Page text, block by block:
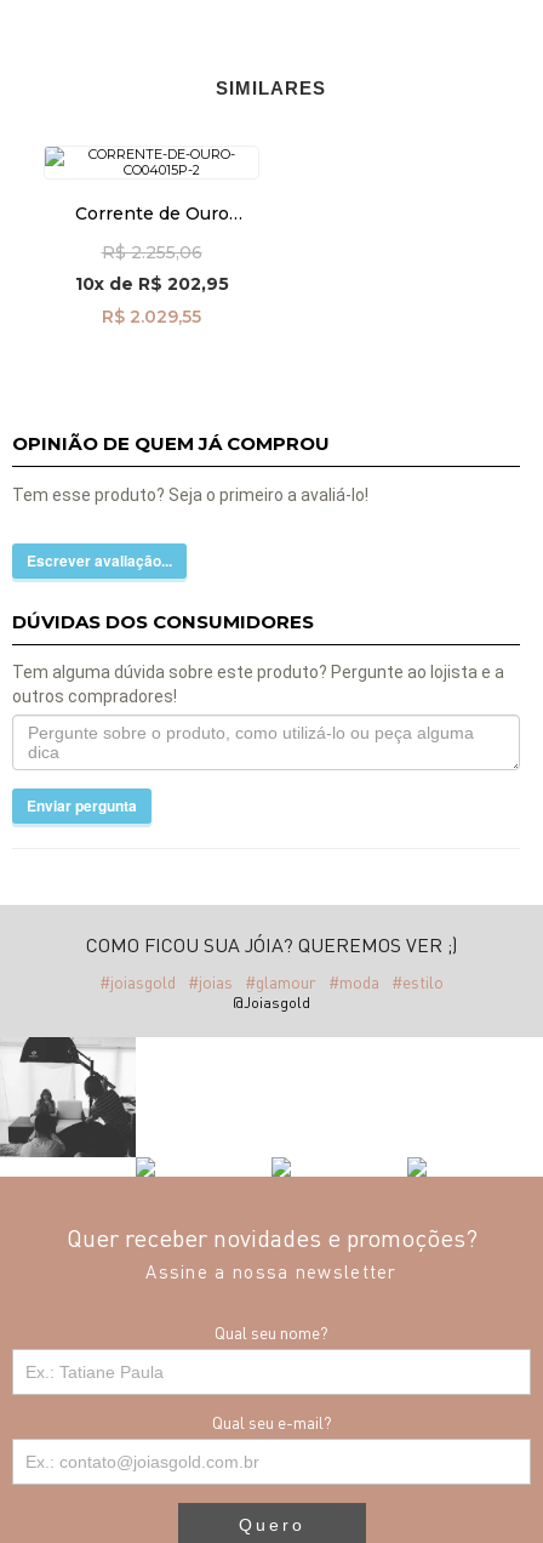
SIMILARES
Corrente de Ouro
Redonda 0,9mm com
45cm co04015
R$ 2.255,06
10xde R$ 202,95
R$ 2.029,55
OPINIÃO DE QUEM JÁ COMPROU
Tem esse produto? Seja o primeiro a avaliá-lo!
Escrever avaliação...
DÚVIDAS DOS CONSUMIDORES
Tem alguma dúvida sobre este produto? Pergunte ao lojista e a
outros compradores!
Enviar pergunta
COMO FICOU SUA JÓIA? QUEREMOS VER ;)
#joiasgold #joias #glamour #moda #estilo
@Joiasgold
Quer receber novidades e promoções?
Assine a nossa newsletter
Qual seu nome?
Qual seu e-mail?
Quero